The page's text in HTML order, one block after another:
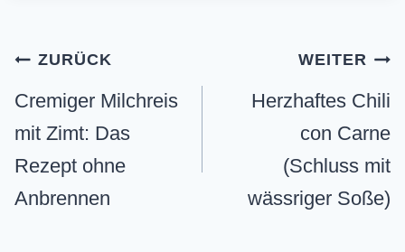
Beitragsnavigation
ZURÜCK
Cremiger Milchreis
mit Zimt: Das
Rezept ohne
Anbrennen
WEITER
Herzhaftes Chili
con Carne
(Schluss mit
wässriger Soße)